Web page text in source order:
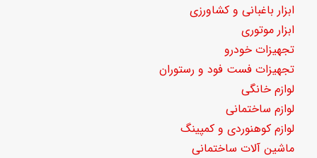
ابزار باغبانی و کشاورزی
ابزار موتوری
تجهیزات خودرو
تجهیزات فست فود و رستوران
لوازم خانگی
لوازم ساختمانی
لوازم کوهنوردی و کمپینگ
ماشین آلات ساختمانی